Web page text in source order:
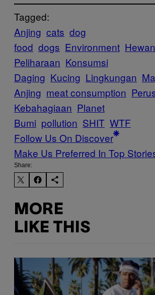
Tagged:
Anjing cats dog
food dogs Environment Hewan
Peliharaan Konsumsi
Daging Kucing Lingkungan
Anjing meat consumption
Kebahagiaan Planet
Bumi pollution SHIT WTF
Follow Us On Discover
Make Us Preferred In Top
Share:
MORE
LIKE THIS